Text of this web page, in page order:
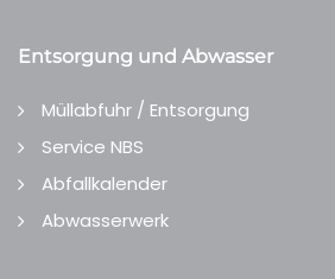
Entsorgung und Abwasser
Müllabfuhr / Entsorgung
Service NBS
Abfallkalender
Abwasserwerk